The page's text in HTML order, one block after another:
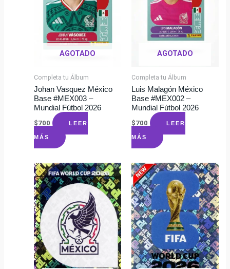
AGOTADO
Completa tu Álbum
Johan Vasquez México
Base #MEX003 –
Mundial Fútbol 2026
$700 LEER
MÁS
AGOTADO
Completa tu Álbum
Luis Malagón México
Base #MEX002 –
Mundial Fútbol 2026
$700 LEER
MÁS